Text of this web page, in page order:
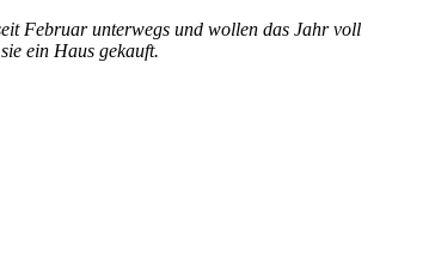
Februar unterwegs und wollen das Jahr voll
ein Haus gekauft.